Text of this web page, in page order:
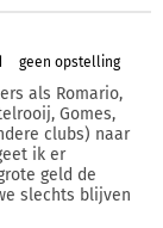
geen opstelling
als Romario,
Gomes,
clubs) naar
ik er
geld de
slechts blijven